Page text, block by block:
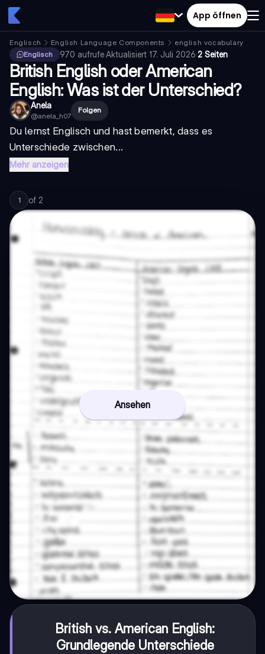
App öffnen
Englisch English Language Components
english vocabulary
Englisch
970 aufrufe·Aktualisiert 17. Juli 2026·2 Seiten
British English oder American
English: Was ist der Unterschied?
Anela
@anela_h07
Folgen
Du lernst Englisch und hast bemerkt, dass es
Unterschiede zwischen...
Mehr anzeigen
1 of 2
Ansehen
British vs. American English:
Grundlegende Unterschiede